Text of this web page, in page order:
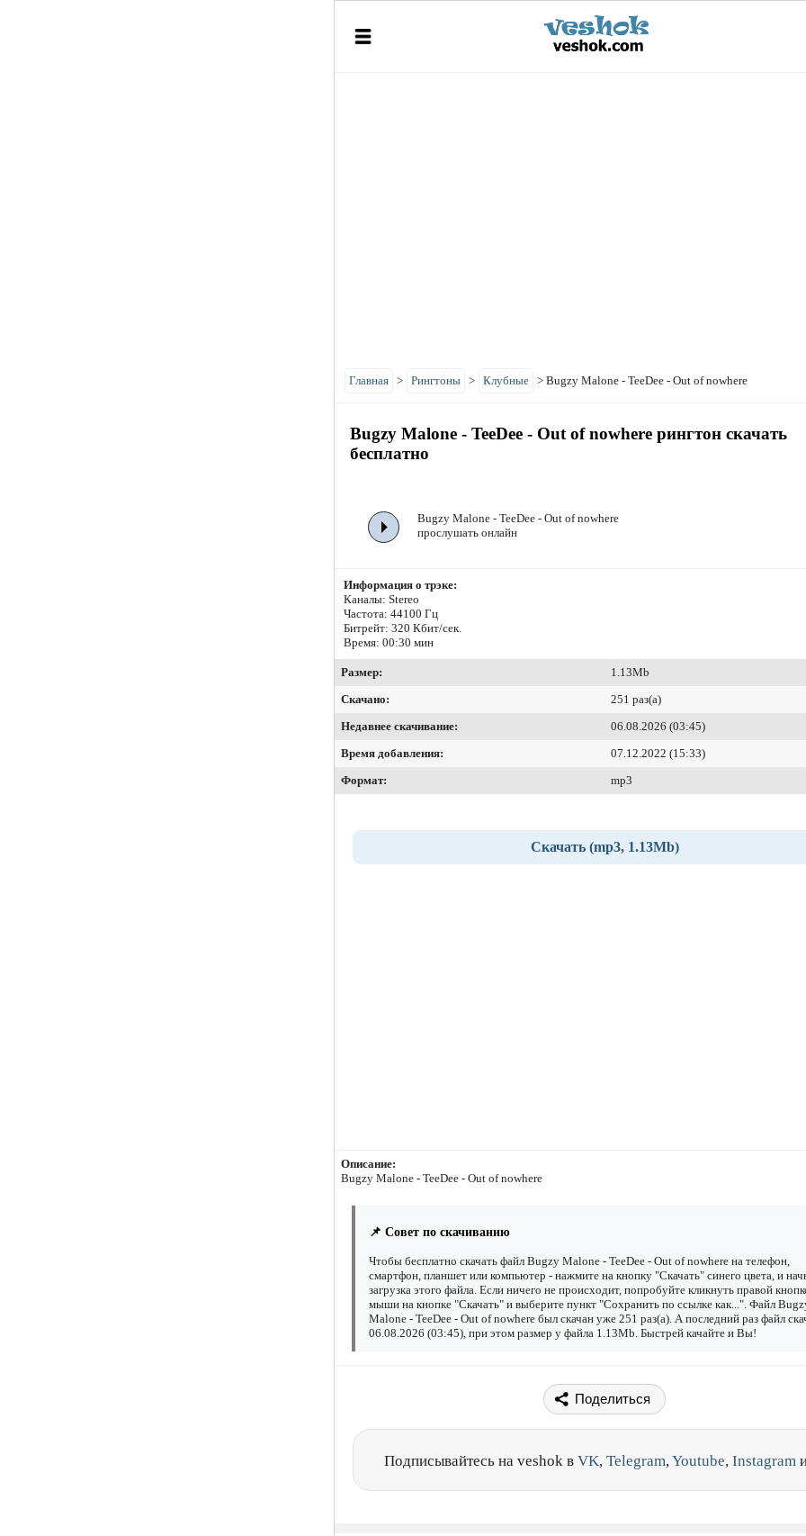
Главная > Рингтоны > Клубные > Bugzy Malone - TeeDee - Out of nowhere
Bugzy Malone - TeeDee - Out of nowhere рингтон скачать
бесплатно
Bugzy Malone - TeeDee - Out of nowhere
прослушать онлайн
Информация о трэке:
Каналы: Stereo
Частота: 44100 Гц
Битрейт: 320 Кбит/сек.
Время: 00:30 мин
Размер:
1.13Mb
Скачано:
251 раз(а)
Недавнее скачивание:
06.08.2026 (03:45)
Время добавления:
07.12.2022 (15:33)
Формат:
mp3
Скачать (mp3, 1.13Mb)
Описание:
Bugzy Malone - TeeDee - Out of nowhere
📌 Совет по скачиванию
Чтобы бесплатно скачать файл Bugzy Malone - TeeDee - Out of nowhere на телефон,
смартфон, планшет или компьютер - нажмите на кнопку "Скачать" синего цвета, и
загрузка этого файла. Если ничего не происходит, попробуйте кликнуть правой
мыши на кнопке "Скачать" и выберите пункт "Сохранить по ссылке как...". Файл
Malone - TeeDee - Out of nowhere был скачан уже 251 раз(а). А последний раз файл
06.08.2026 (03:45), при этом размер у файла 1.13Mb. Быстрей качайте и Вы!
Поделиться
Подписывайтесь на veshok в VK, Telegram,Youtube, Instagram